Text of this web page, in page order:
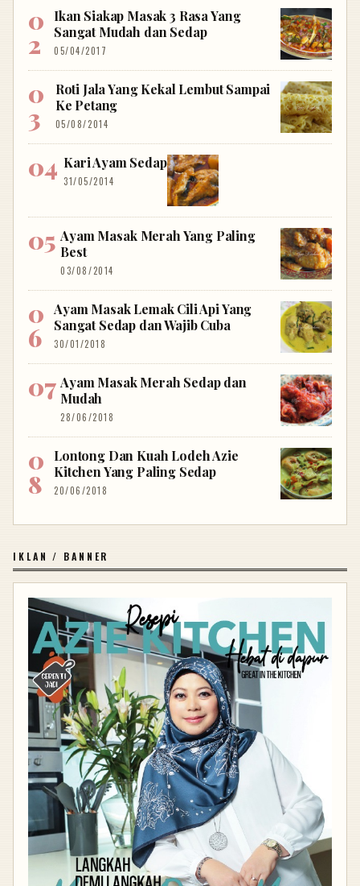
Ikan Siakap Masak 3 Rasa Yang
Sangat Mudah dan Sedap
05/04/2017
Roti Jala Yang Kekal Lembut Sampai
Ke Petang
05/08/2014
Kari Ayam Sedap
31/05/2014
Ayam Masak Merah Yang Paling
Best
03/08/2014
Ayam Masak Lemak Cili Api Yang
Sangat Sedap dan Wajib Cuba
30/01/2018
Ayam Masak Merah Sedap dan
Mudah
28/06/2018
Lontong Dan Kuah Lodeh Azie
Kitchen Yang Paling Sedap
20/06/2018
IKLAN / BANNER